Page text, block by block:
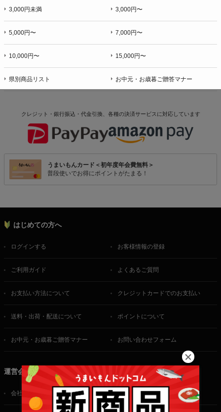
3,000円未満 3,000円〜
5,000円〜 7,000円〜
10,000円〜 15,000円〜
県別商品リスト お中元・お歳暮ご贈答マナー
クレジット・銀行振込・代金引換、各種の決済サービスに対応しています
うまいもんカード＜初年度年会費無料＞
普段使いでお得にポイントがたまる！
はじめての方へ
ログインする お客様情報の登録
ご利用ガイド よくあるご質問
お支払い方法について クレジットカードでのお支払い
送料・出荷・配送について ポイントについて
お中元・お歳暮ご贈答マナー お問い合わせフォーム
運営会社
会社概要 ご利用規約